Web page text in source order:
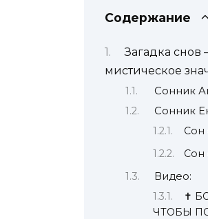
Содержание
Загадка
мистическое
Сонник
Сонник
Сон
Сон
Видео:
✝️
ЧТОБЫ